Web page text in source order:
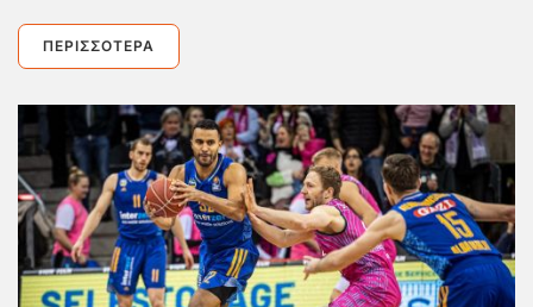
ΠΕΡΙΣΣΌΤΕΡΑ